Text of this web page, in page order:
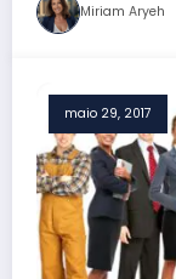
Miriam Aryeh
maio 29, 2017